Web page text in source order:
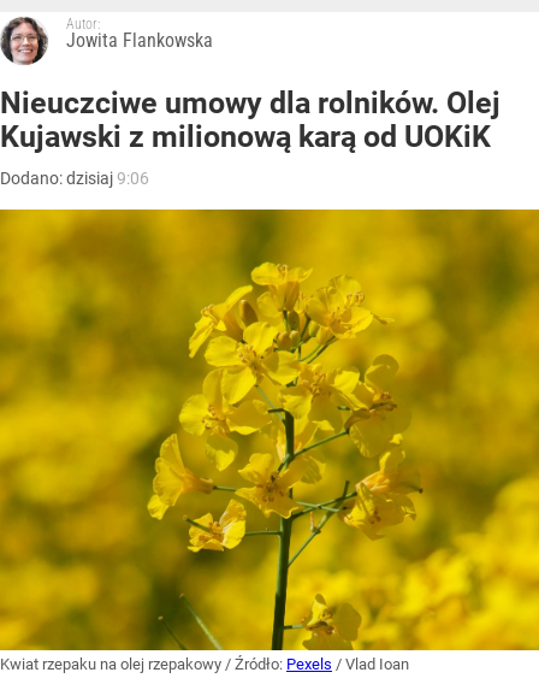
Autor:
Jowita Flankowska
Nieuczciwe umowy dla rolników. Olej
Kujawski z milionową karą od UOKiK
Dodano:dzisiaj9:06
Kwiat rzepaku na olej rzepakowy / Źródło: Pexels / Vlad Ioan